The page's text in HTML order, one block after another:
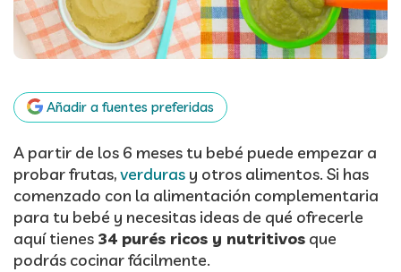
Añadir a fuentes preferidas
A partir de los 6 meses tu bebé puede empezar a
probar frutas,verduras y otros alimentos. Si has
comenzado con la alimentación complementaria
para tu bebé y necesitas ideas de qué ofrecerle
aquí tienes 34 purés ricos y nutritivos que
podrás cocinar fácilmente.